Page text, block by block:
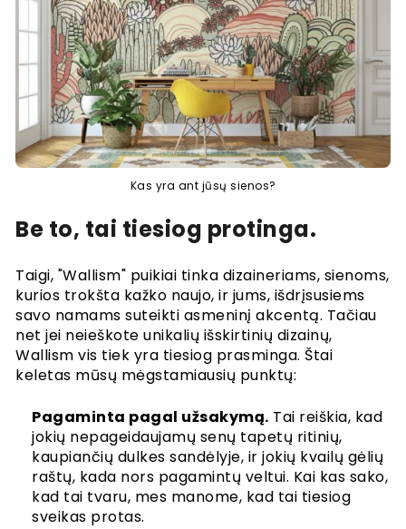
Kas yra ant jūsų sienos?
Be to, tai tiesiog protinga.
Taigi, "Wallism" puikiai tinka dizaineriams, sienoms,
kurios trokšta kažko naujo, ir jums, išdrįsusiems
savo namams suteikti asmeninį akcentą. Tačiau
net jei neieškote unikalių išskirtinių dizainų,
Wallism vis tiek yra tiesiog prasminga. Štai
keletas mūsų mėgstamiausių punktų:
Pagaminta pagal užsakymą. Tai reiškia, kad
jokių nepageidaujamų senų tapetų ritinių,
kaupiančių dulkes sandėlyje, ir jokių kvailų gėlių
raštų, kada nors pagamintų veltui. Kai kas sako,
kad tai tvaru, mes manome, kad tai tiesiog
sveikas protas.